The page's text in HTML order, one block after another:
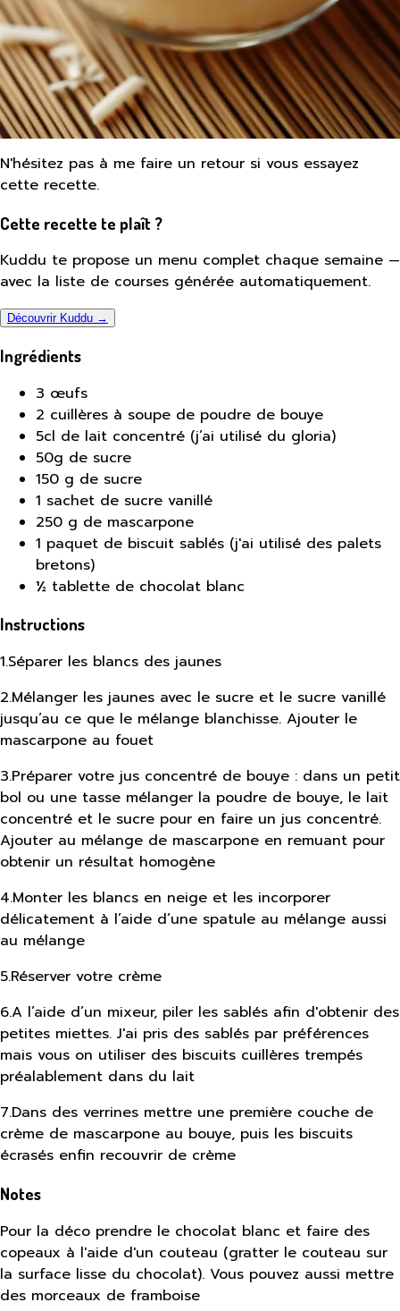
N'hésitez pas à me faire un retour si vous essayez
cette recette.
Cette recette te plaît ?
Kuddu te propose un menu complet chaque semaine —
avec la liste de courses générée automatiquement.
Découvrir Kuddu →
Ingrédients
3 œufs
2 cuillères à soupe de poudre de bouye
5cl de lait concentré (j’ai utilisé du gloria)
50g de sucre
150 g de sucre
1 sachet de sucre vanillé
250 g de mascarpone
1 paquet de biscuit sablés (j'ai utilisé des palets
bretons)
½ tablette de chocolat blanc
Instructions
1.Séparer les blancs des jaunes
2.Mélanger les jaunes avec le sucre et le sucre vanillé
jusqu’au ce que le mélange blanchisse. Ajouter le
mascarpone au fouet
3.Préparer votre jus concentré de bouye : dans un petit
bol ou une tasse mélanger la poudre de bouye, le lait
concentré et le sucre pour en faire un jus concentré.
Ajouter au mélange de mascarpone en remuant pour
obtenir un résultat homogène
4.Monter les blancs en neige et les incorporer
délicatement à l’aide d’une spatule au mélange aussi
au mélange
5.Réserver votre crème
6.A l’aide d’un mixeur, piler les sablés afin d'obtenir des
petites miettes. J'ai pris des sablés par préférences
mais vous on utiliser des biscuits cuillères trempés
préalablement dans du lait
7.Dans des verrines mettre une première couche de
crème de mascarpone au bouye, puis les biscuits
écrasés enfin recouvrir de crème
Notes
Pour la déco prendre le chocolat blanc et faire des
copeaux à l'aide d'un couteau (gratter le couteau sur
la surface lisse du chocolat). Vous pouvez aussi mettre
des morceaux de framboise